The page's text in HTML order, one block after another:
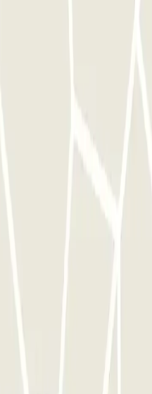
kom binnen door
die je hebt gekregen bij
de klantenservice:
moet je een andere prijs
gebruik het kaartje om de